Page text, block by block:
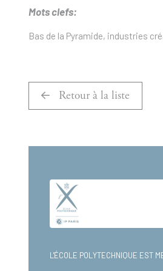
Mots clefs:
Bas de la Pyramide, industries
Retour à la liste
L'ÉCOLE POLYTECHNIQUE EST